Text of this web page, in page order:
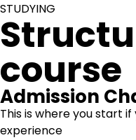
STUDYING
course
Admission
This is where you start
experience